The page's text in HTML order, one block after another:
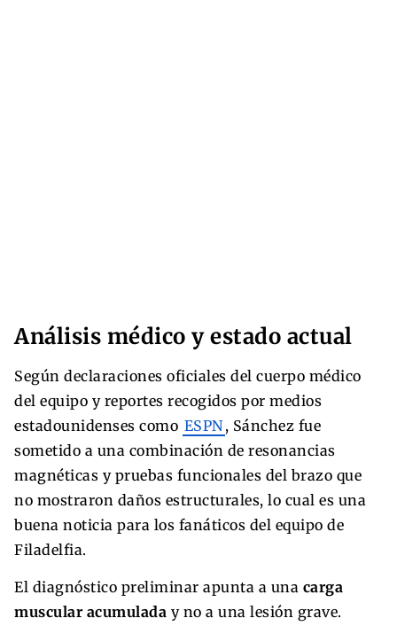
Análisis médico y estado actual
Según declaraciones oficiales del cuerpo médico
del equipo y reportes recogidos por medios
estadounidenses como ESPN, Sánchez fue
sometido a una combinación de resonancias
magnéticas y pruebas funcionales del brazo que
no mostraron daños estructurales, lo cual es una
buena noticia para los fanáticos del equipo de
Filadelfia.
El diagnóstico preliminar apunta a una carga
muscular acumulada y no a una lesión grave.